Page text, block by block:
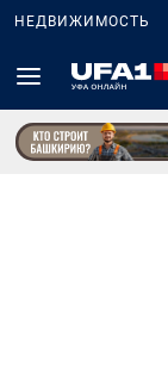
НЕДВИЖИМОСТЬ